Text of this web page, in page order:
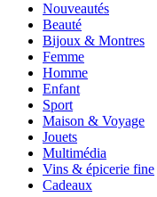
Nouveautés
Beauté
Bijoux & Montres
Femme
Homme
Enfant
Sport
Maison & Voyage
Jouets
Multimédia
Vins & épicerie fine
Cadeaux